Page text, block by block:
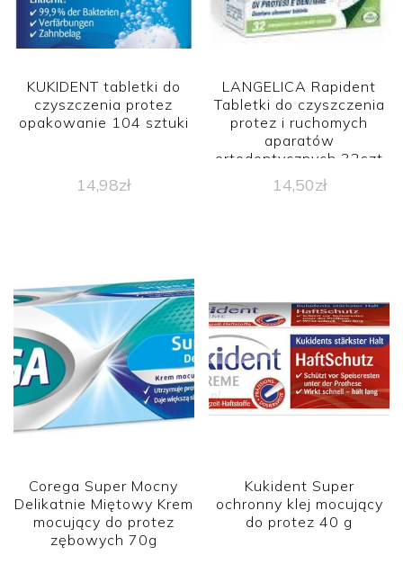
KUKIDENT tabletki do
czyszczenia protez
opakowanie 104 sztuki
14,98zł
LANGELICA Rapident
Tabletki do czyszczenia
protez i ruchomych
aparatów
ortodontycznych 32szt
14,50zł
Corega Super Mocny
Delikatnie Miętowy Krem
mocujący do protez
zębowych 70g
Kukident Super
ochronny klej mocujący
do protez 40 g